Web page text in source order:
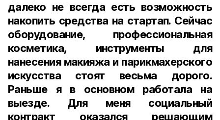
далеко не всегда есть возможность
накопить средства на стартап. Сейчас
оборудование, профессиональная
косметика, инструменты для
нанесения макияжа и парикмахерского
искусства стоят весьма дорого.
Раньше я в основном работала на
выезде. Для меня социальный
контракт оказался решающим